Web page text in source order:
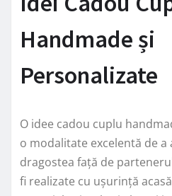
Handmade și
Personalizate
O idee cadou cuplu
o modalitate excelentă de a
dragostea față de
fi realizate cu ușurință